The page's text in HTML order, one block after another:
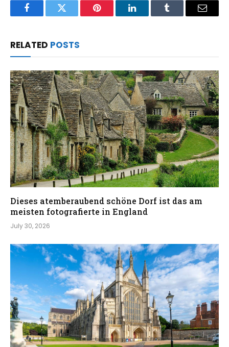
FacebookTwitter Pinterest LinkedInTumblr Email
RELATED POSTS
Dieses atemberaubend schöne Dorf ist das am
meisten fotografierte in England
July 30, 2026